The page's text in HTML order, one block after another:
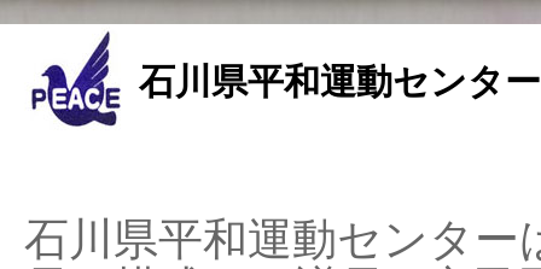
石川県平和運動センタ
石川県平和運動センタ